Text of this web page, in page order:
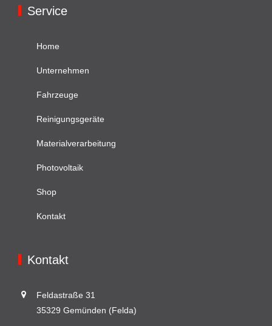
Service
Home
Unternehmen
Fahrzeuge
Reinigungsgeräte
Materialverarbeitung
Photovoltaik
Shop
Kontakt
Kontakt
Feldastraße 31
35329 Gemünden (Felda)